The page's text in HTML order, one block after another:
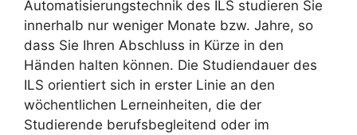
Automatisierungstechnik des ILS studieren Sie
innerhalb nur weniger Monate bzw. Jahre, so
dass Sie Ihren Abschluss in Kürze in den
Händen halten können. Die Studiendauer des
ILS orientiert sich in erster Linie an den
wöchentlichen Lerneinheiten, die der
Studierende berufsbegleitend oder im